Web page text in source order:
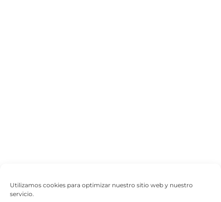
Utilizamos cookies para optimizar nuestro sitio web y nuestro
servicio.